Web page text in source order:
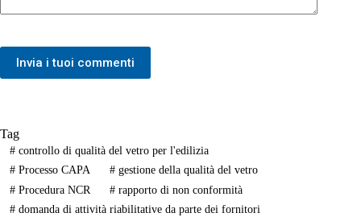
Invia i tuoi commenti
Tag
#controllo di qualità del vetro per l'edilizia
#Processo CAPA #gestione della qualità del vetro
#Procedura NCR #rapporto di non conformità
#domanda di attività riabilitative da parte dei fornitori